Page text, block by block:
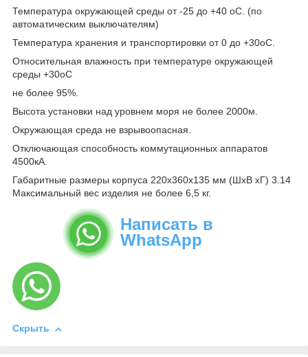
Температура окружающей среды от -25 до +40 оС. (по
автоматическим выключателям)
Температура хранения и транспортировки от 0 до +30оС.
Относительная влажность при температуре окружающей
среды +30оС
не более 95%.
Высота установки над уровнем моря не более 2000м.
Окружающая среда не взрывоопасная.
Отключающая способность коммутационных аппаратов
4500кА.
Габаритные размеры корпуса 220х360х135 мм (ШхВ хГ) 3.14
Максимальный вес изделия не более 6,5 кг.
Написать в
WhatsApp
Скрыть